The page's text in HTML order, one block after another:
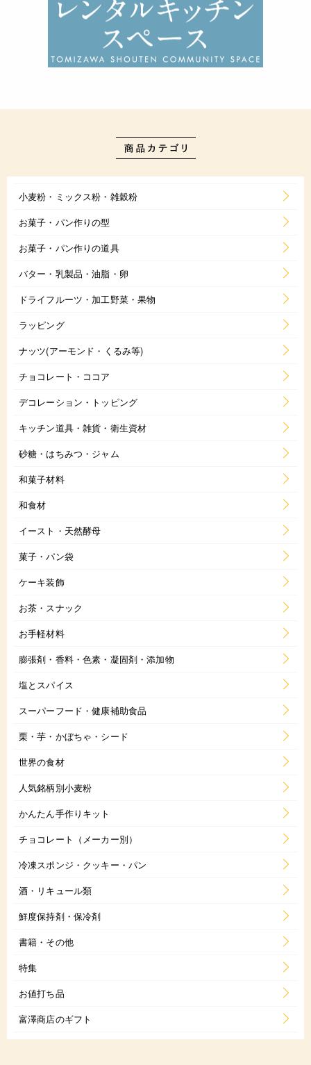
小麦粉・ミックス粉・雑穀粉
お菓子・パン作りの型
お菓子・パン作りの道具
バター・乳製品・油脂・卵
ドライフルーツ・加工野菜・果物
ラッピング
ナッツ(アーモンド・くるみ等)
チョコレート・ココア
デコレーション・トッピング
キッチン道具・雑貨・衛生資材
砂糖・はちみつ・ジャム
和菓子材料
和食材
イースト・天然酵母
菓子・パン袋
ケーキ装飾
お茶・スナック
お手軽材料
膨張剤・香料・色素・凝固剤・添加物
塩とスパイス
スーパーフード・健康補助食品
栗・芋・かぼちゃ・シード
世界の食材
人気銘柄別小麦粉
かんたん手作りキット
チョコレート（メーカー別）
冷凍スポンジ・クッキー・パン
酒・リキュール類
鮮度保持剤・保冷剤
書籍・その他
特集
お値打ち品
富澤商店のギフト